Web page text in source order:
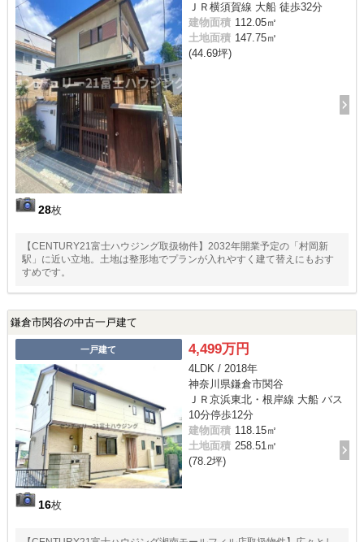
28枚
ＪＲ横須賀線 大船 徒歩32分
建物面積 112.05㎡
土地面積 147.75㎡
(44.69坪)
【CENTURY21富士ハウジング取扱物件】2032年開業予定の「村岡新
駅」に近い立地。土地は整形地でプランが入れやすく建て替えにもおす
すめです。
鎌倉市関谷の中古一戸建て
一戸建て
16枚
4,499万円
4LDK / 2018年
神奈川県鎌倉市関谷
ＪＲ京浜東北・根岸線 大船 バス
10分停歩12分
建物面積 118.15㎡
土地面積 258.51㎡
(78.2坪)